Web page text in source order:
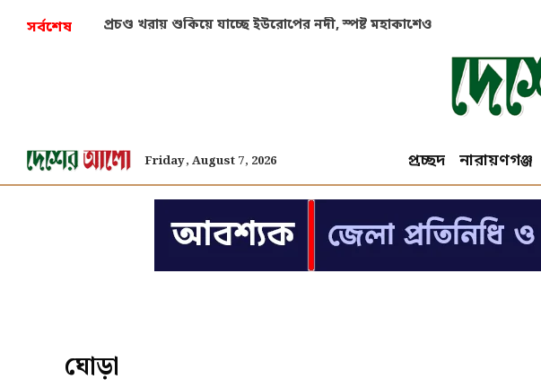
সর্বশেষ প্রচণ্ড খরায় শুকিয়ে যাচ্ছে ইউরোপের নদী, স্পষ্ট মহাকাশেও
Friday, August 7, 2026 প্রচ্ছদ নারায়ণগঞ্জ
ঘোড়া